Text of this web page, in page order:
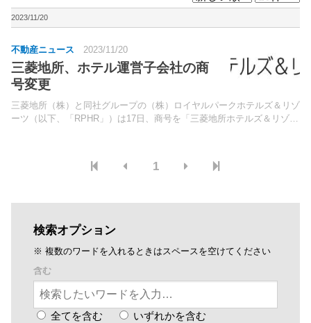
野村不動産 ZEH [+]
2023/11/20
不動産ニュース 2023/11/20
三菱地所、ホテル運営子会社の商
号変更
三菱地所（株）と同社グループの（株）ロイヤルパークホテルズ＆リゾ
ーツ（以下、「RPHR」）は17日、商号を「三菱地所ホテルズ＆リゾー
1
検索オプション
※ 複数のワードを入れるときはスペースを空けてください
含む
全てを含む いずれかを含む